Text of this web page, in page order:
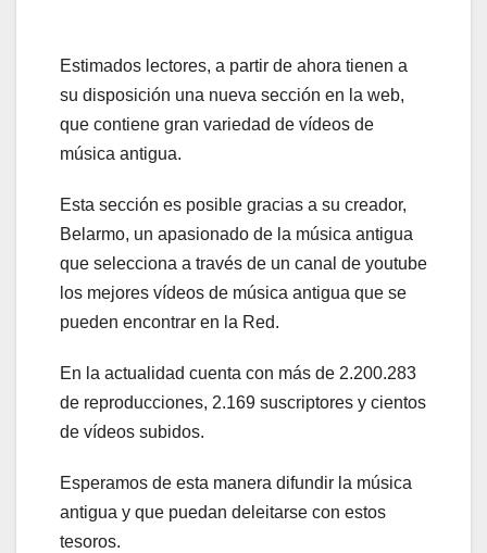
Estimados lectores, a partir de ahora tienen a
su disposición una nueva sección en la web,
que contiene gran variedad de vídeos de
música antigua.
Esta sección es posible gracias a su creador,
Belarmo, un apasionado de la música antigua
que selecciona a través de un canal de youtube
los mejores vídeos de música antigua que se
pueden encontrar en la Red.
En la actualidad cuenta con más de 2.200.283
de reproducciones, 2.169 suscriptores y cientos
de vídeos subidos.
Esperamos de esta manera difundir la música
antigua y que puedan deleitarse con estos
tesoros.